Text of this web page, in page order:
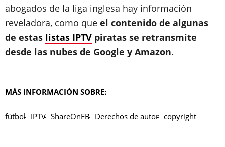
abogados de la liga inglesa hay información
reveladora, como que el contenido de algunas
de estas listas IPTV piratas se retransmite
desde las nubes de Google y Amazon.
MÁS INFORMACIÓN SOBRE:
fútbol IPTV ShareOnFB Derechos de autor copyright